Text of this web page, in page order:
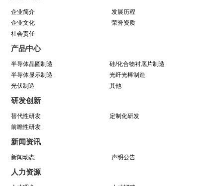
动圆满结束
学芯谱理念 做靠谱者--中巨芯靠谱文化宣讲月活
动圆满收官
因为靠谱 所以信赖 | 中巨芯《芯谱》发布会
中巨芯参展SEMICON China 2021
企业简介
发展历程
企业文化
荣誉资质
社会责任
产品中心
半导体晶圆制造
硅/化合物衬底片制造
半导体显示制造
光纤光棒制造
光伏制造
其他
研发创新
替代性研发
定制化研发
前瞻性研发
新闻资讯
新闻动态 声明公告
人力资源